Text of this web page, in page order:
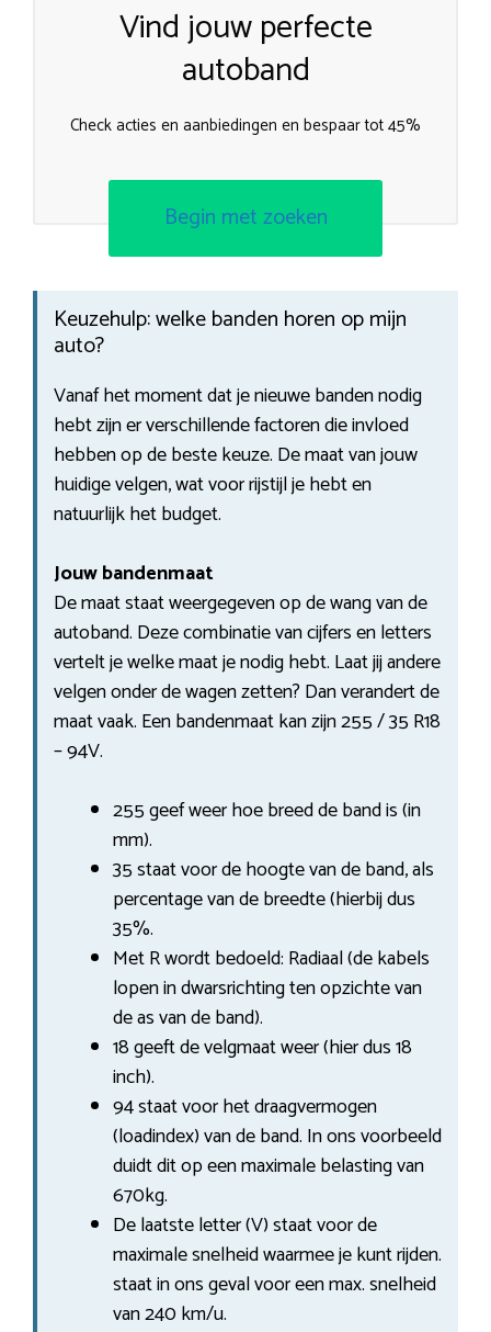
Vind jouw perfecte
autoband
Check acties en aanbiedingen en bespaar tot 45%
Begin met zoeken
Keuzehulp: welke banden horen op mijn
auto?
Vanaf het moment dat je nieuwe banden nodig
hebt zijn er verschillende factoren die invloed
hebben op de beste keuze. De maat van jouw
huidige velgen, wat voor rijstijl je hebt en
natuurlijk het budget.
Jouw bandenmaat
De maat staat weergegeven op de wang van de
autoband. Deze combinatie van cijfers en letters
vertelt je welke maat je nodig hebt. Laat jij andere
velgen onder de wagen zetten? Dan verandert de
maat vaak. Een bandenmaat kan zijn 255 / 35 R18
– 94V.
255 geef weer hoe breed de band is (in
mm).
35 staat voor de hoogte van de band, als
percentage van de breedte (hierbij dus
35%.
Met R wordt bedoeld: Radiaal (de kabels
lopen in dwarsrichting ten opzichte van
de as van de band).
18 geeft de velgmaat weer (hier dus 18
inch).
94 staat voor het draagvermogen
(loadindex) van de band. In ons voorbeeld
duidt dit op een maximale belasting van
670kg.
De laatste letter (V) staat voor de
maximale snelheid waarmee je kunt rijden.
staat in ons geval voor een max. snelheid
van 240 km/u.